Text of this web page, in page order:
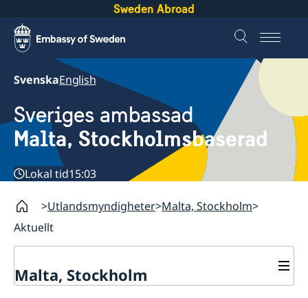
Sweden Abroad
SvenskaEnglish
Sveriges ambassad
Malta, Stockholmsbaserad
Lokal tid15:03
Utlandsmyndigheter Malta, Stockholm
Aktuellt
Malta, Stockholm